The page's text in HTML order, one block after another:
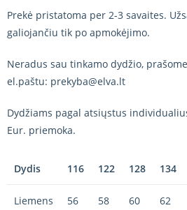
Prekė pristatoma per 2-3 savaites.
galiojančiu tik po apmokėjimo.
Neradus sau tinkamo dydžio,
el.paštu: prekyba@elva.lt
Dydžiams pagal atsiųstus
Eur. priemoka.
Dydis 116 122 128 134
Liemens
56 58 60 62